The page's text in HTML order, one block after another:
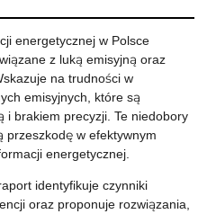
energetycznej w Polsce
z luką emisyjną oraz
na trudności w
emisyjnych, które są
i brakiem precyzji. Te niedobory
przeszkodę w efektywnym
energetycznej.
identyfikuje czynniki
oraz proponuje rozwiązania,